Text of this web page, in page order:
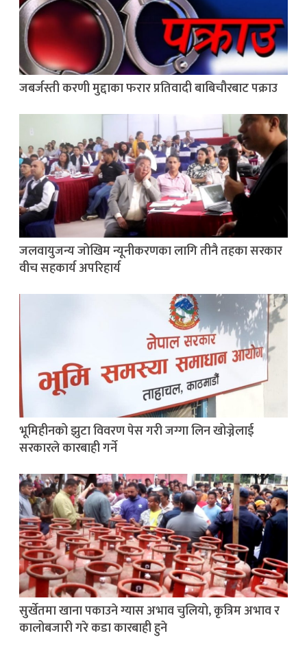
जबर्जस्ती करणी मुद्दाका फरार प्रतिवादी बाबिचौरबाट पक्राउ
जलवायुजन्य जोखिम न्यूनीकरणका लागि तीनै तहका सरकार
वीच सहकार्य अपरिहार्य
भूमिहीनको झुटा विवरण पेस गरी जग्गा लिन खोज्नेलाई
सरकारले कारबाही गर्ने
सुर्खेतमा खाना पकाउने ग्यास अभाव चुलियो, कृत्रिम अभाव र
कालोबजारी गरे कडा कारबाही हुने